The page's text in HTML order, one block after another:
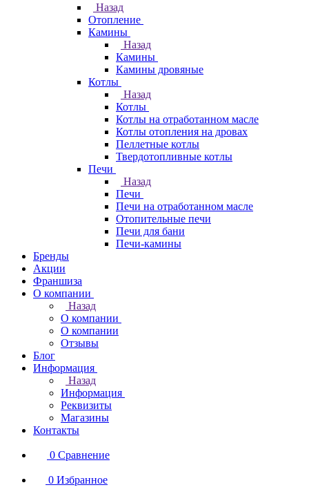
Назад
Отопление
Камины
Назад
Камины
Камины дровяные
Котлы
Назад
Котлы
Котлы на отработанном масле
Котлы отопления на дровах
Пеллетные котлы
Твердотопливные котлы
Печи
Назад
Печи
Печи на отработанном масле
Отопительные печи
Печи для бани
Печи-камины
Бренды
Акции
Франшиза
О компании
Назад
О компании
О компании
Отзывы
Блог
Информация
Назад
Информация
Реквизиты
Магазины
Контакты
0 Сравнение
0 Избранное